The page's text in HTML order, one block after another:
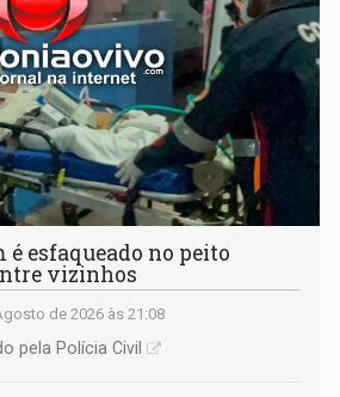
é esfaqueado no peito
vizinhos
de 2026 às 21:08
pela Polícia Civil